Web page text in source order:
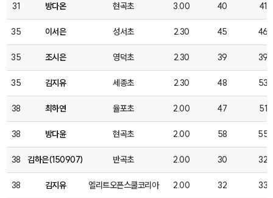
31 방다온 현곡초 3.00 40 41
35 이서은 성서초 2.30 45 46
35 조시은 영덕초 2.30 39 39
35 김지유 세종초 2.30 48 53
38 최하연 율포초 2.00 47 51
38 방다윤 현곡초 2.00 58 55
38 김하은(150907) 반곡초 2.00 30 32
38 김지유 엘리트오픈스쿨코리아 2.00 32 33